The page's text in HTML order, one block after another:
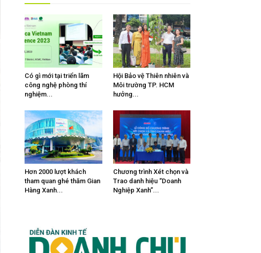
Có gì mới tại triển lãm
công nghệ phòng thí
nghiệm...
Hội Bảo vệ Thiên nhiên và
Môi trường TP. HCM
hưởng...
Hơn 2000 lượt khách
tham quan ghé thăm Gian
Hàng Xanh...
Chương trình Xét chọn và
Trao danh hiệu “Doanh
Nghiệp Xanh”...